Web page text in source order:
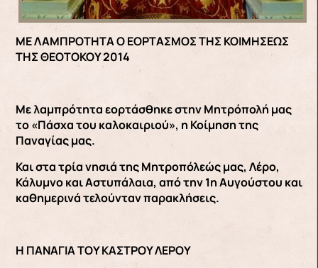
ΜΕ ΛΑΜΠΡΟΤΗΤΑ Ο ΕΟΡΤΑΣΜΟΣ ΤΗΣ ΚΟΙΜΗΣΕΩΣ
ΤΗΣ ΘΕΟΤΟΚΟΥ 2014
Με λαμπρότητα εορτάσθηκε στην Μητρόπολή μας
το «Πάσχα του καλοκαιριού», η Κοίμηση της
Παναγίας μας.
Και στα τρία νησιά της Μητροπόλεώς μας, Λέρο,
Κάλυμνο και Αστυπάλαια, από την 1η Αυγούστου και
καθημερινά τελούνταν παρακλήσεις.
Η ΠΑΝΑΓΙΑ ΤΟΥ ΚΑΣΤΡΟΥ ΛΕΡΟΥ